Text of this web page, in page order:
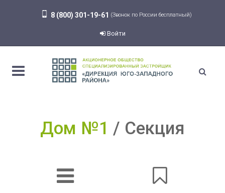
8 (800) 301-19-61 (Звонок по России бесплатный)
Войти
Дом №1 Секция